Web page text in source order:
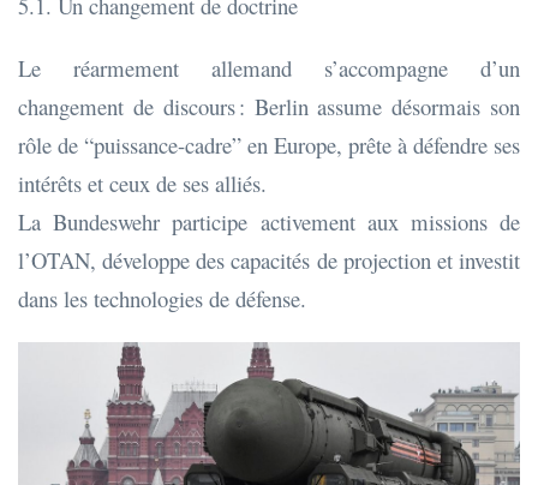
Le réarmement allemand s’accompagne d’un
changement de discours : Berlin assume désormais son
rôle de “puissance-cadre” en Europe, prête à défendre ses
intérêts et ceux de ses alliés.
La Bundeswehr participe activement aux missions de
l’OTAN, développe des capacités de projection et investit
dans les technologies de défense.